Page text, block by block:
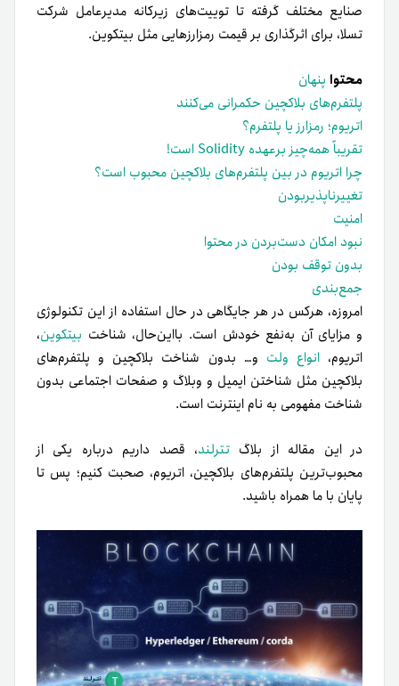
صنایع مختلف گرفته تا توییت‌های زیرکانه مدیرعامل شرکت
تسلا، برای اثر‌گذاری بر قیمت رمزارزهایی مثل بیتکوین.
محتوا پنهان
پلتفرم‌‌های بلاکچین حکمرانی می‌کنند
اتریوم؛ رمزارز یا پلتفرم؟
تقریباً همه‌چیز برعهده‌ Solidity است!
چرا اتریوم در بین پلتفرم‌‌های بلاکچین محبوب است؟
تغییرناپذیربودن
امنیت
نبود امکان دست‌‌بردن در محتوا
بدون توقف بودن
جمع‌بندی
امروزه، هرکس در هر جایگاهی در حال استفاده از این تکنولوژی
و مزایای آن به‌نفع خودش است. بااین‌حال، شناخت بیتکوین،
اتریوم،انواع ولت و… بدون شناخت بلاکچین و پلتفرم‌‌های
بلاکچین مثل شناختن ایمیل و وبلاگ و صفحات اجتماعی بدون
شناخت مفهومی به نام اینترنت است.
در این مقاله از بلاگ تترلند، قصد داریم درباره یکی از
محبوب‌ترین پلتفرم‌‌های بلاکچین، اتریوم، صحبت کنیم؛ پس تا
پایان با ما همراه باشید.